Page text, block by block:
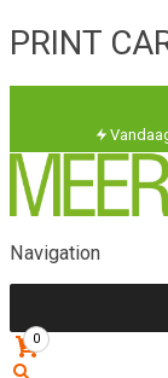
PRINT
Navigation
0